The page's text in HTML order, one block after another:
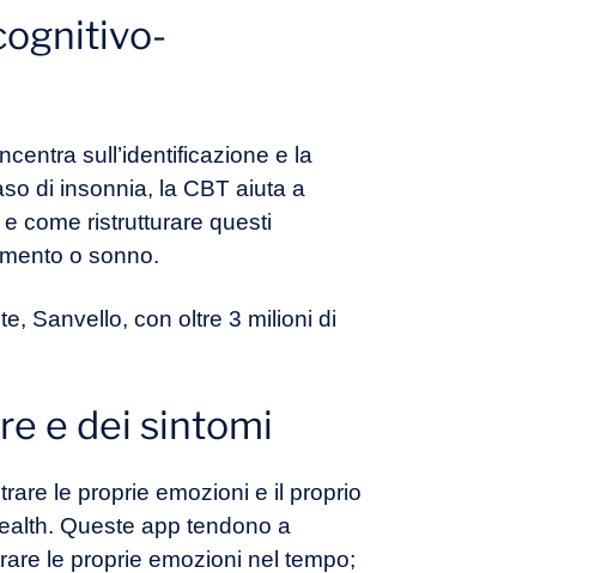
sull’identificazione e la
di insonnia, la CBT aiuta a
come ristrutturare questi
o sonno.
Sanvello, con oltre 3 milioni di
e dei sintomi
le proprie emozioni e il proprio
Queste app tendono a
le proprie emozioni nel tempo;